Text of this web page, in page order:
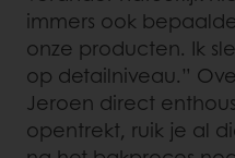
immers ook
onze producten. Ik
op detailniveau.”
Jeroen direct
opentrekt, ruik je al